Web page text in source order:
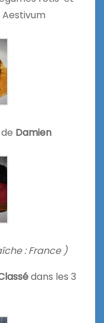
Damien
: France )
dans les 3